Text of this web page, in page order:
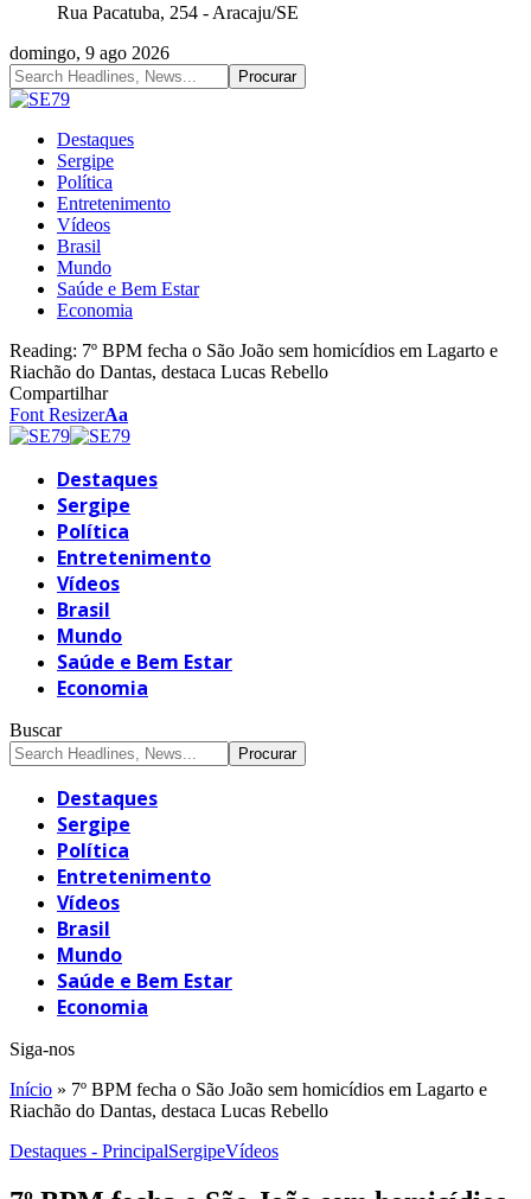
Rua Pacatuba, 254 - Aracaju/SE
domingo, 9 ago 2026
Destaques
Sergipe
Política
Entretenimento
Vídeos
Brasil
Mundo
Saúde e Bem Estar
Economia
Reading: 7º BPM fecha o São João sem homicídios em Lagarto e
Riachão do Dantas, destaca Lucas Rebello
Compartilhar
Font ResizerAa
Destaques
Sergipe
Política
Entretenimento
Vídeos
Brasil
Mundo
Saúde e Bem Estar
Economia
Buscar
Destaques
Sergipe
Política
Entretenimento
Vídeos
Brasil
Mundo
Saúde e Bem Estar
Economia
Siga-nos
Início » 7º BPM fecha o São João sem homicídios em Lagarto e
Riachão do Dantas, destaca Lucas Rebello
Destaques - PrincipalSergipeVídeos